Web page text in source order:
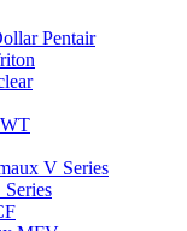
Pentair
V Series